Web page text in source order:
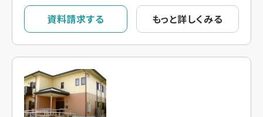
資料請求する もっと詳しくみる